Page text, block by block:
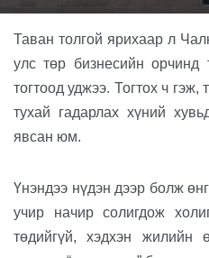
Таван толгой ярихаар л
улс төр бизнесийн орчинд
тогтоод уджээ. Тогтох ч
тухай гадарлах хүний
явсан юм.
Үнэндээ нүдэн дээр болж
учир начир солигдож
төдийгүй, хэдхэн жилийн